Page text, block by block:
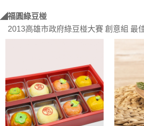
◢福圓綠豆椪
2013高雄市政府綠豆椪大賽 創意組 最